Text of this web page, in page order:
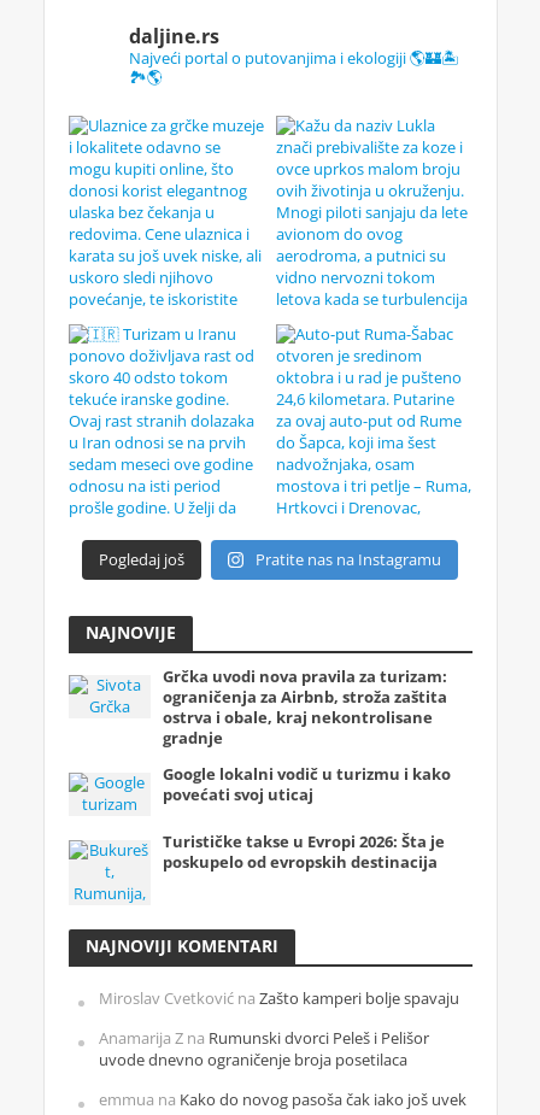
daljine.rs
Najveći portal o putovanjima i ekologiji 🌎🏰🏝️
🏞️🌎
Pogledaj još Pratite nas na Instagramu
NAJNOVIJE
Grčka uvodi nova pravila za turizam:
ograničenja za Airbnb, stroža zaštita
ostrva i obale, kraj nekontrolisane
gradnje
Google lokalni vodič u turizmu i kako
povećati svoj uticaj
Turističke takse u Evropi 2026: Šta je
poskupelo od evropskih destinacija
NAJNOVIJI KOMENTARI
Miroslav Cvetkovićna Zašto kamperi bolje spavaju
Anamarija Zna Rumunski dvorci Peleš i Pelišor
uvode dnevno ograničenje broja posetilaca
emmua na Kako do novog pasoša čak iako još uvek